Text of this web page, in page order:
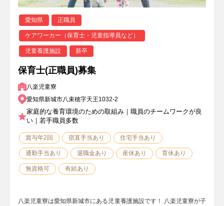
愛知県 正職員
ケアワーカー（保育士・児童指導員など）
児童養護施設 新卒
保育士(正職員)募集
八楽児童寮
愛知県新城市八束穂字天王1032-2
家庭的な養育環境のための取組み｜職員のチームワークが良
い｜若手職員多数
賞与年2回 宿直手当あり 住宅手当あり
通勤手当あり 退職金あり 産休あり 育休あり
無資格可 有給あり
八楽児童寮は愛知県新城市にある児童養護施設です！ 八楽児童寮が子